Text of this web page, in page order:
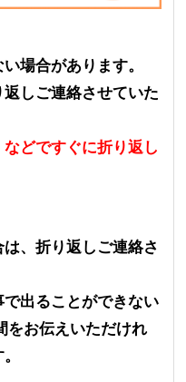
場合があります。
しご連絡させていた
どですぐに折り返し
、折り返しご連絡さ
出ることができない
をお伝えいただけれ